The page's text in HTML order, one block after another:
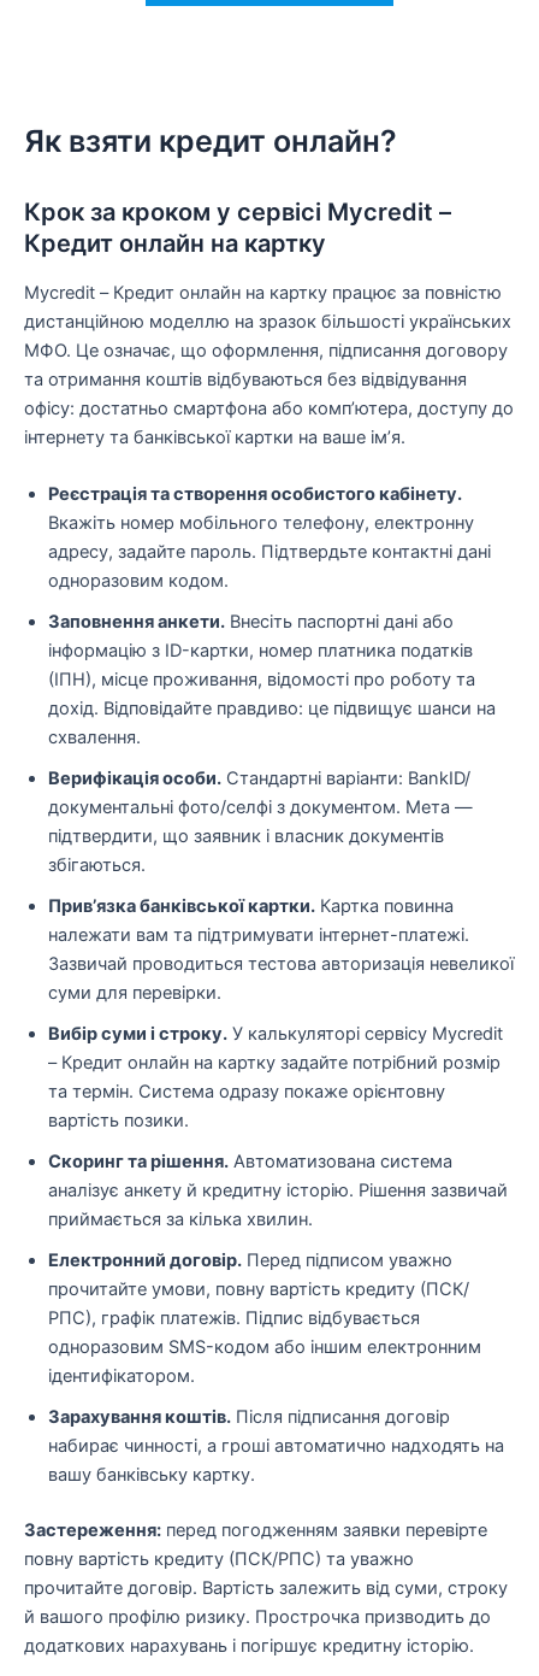
Як взяти кредит онлайн?
Крок за кроком у сервісі Mycredit –
Кредит онлайн на картку
Mycredit – Кредит онлайн на картку працює за повністю
дистанційною моделлю на зразок більшості українських
МФО. Це означає, що оформлення, підписання договору
та отримання коштів відбуваються без відвідування
офісу: достатньо смартфона або комп’ютера, доступу до
інтернету та банківської картки на ваше ім’я.
Реєстрація та створення особистого кабінету.
Вкажіть номер мобільного телефону, електронну
адресу, задайте пароль. Підтвердьте контактні дані
одноразовим кодом.
Заповнення анкети. Внесіть паспортні дані або
інформацію з ID-картки, номер платника податків
(ІПН), місце проживання, відомості про роботу та
дохід. Відповідайте правдиво: це підвищує шанси на
схвалення.
Верифікація особи. Стандартні варіанти: BankID/
документальні фото/селфі з документом. Мета —
підтвердити, що заявник і власник документів
збігаються.
Прив’язка банківської картки. Картка повинна
належати вам та підтримувати інтернет-платежі.
Зазвичай проводиться тестова авторизація невеликої
суми для перевірки.
Вибір суми і строку. У калькуляторі сервісу Mycredit
– Кредит онлайн на картку задайте потрібний розмір
та термін. Система одразу покаже орієнтовну
вартість позики.
Скоринг та рішення. Автоматизована система
аналізує анкету й кредитну історію. Рішення зазвичай
приймається за кілька хвилин.
Електронний договір. Перед підписом уважно
прочитайте умови, повну вартість кредиту (ПСК/
РПС), графік платежів. Підпис відбувається
одноразовим SMS-кодом або іншим електронним
ідентифікатором.
Зарахування коштів. Після підписання договір
набирає чинності, а гроші автоматично надходять на
вашу банківську картку.
Застереження: перед погодженням заявки перевірте
повну вартість кредиту (ПСК/РПС) та уважно
прочитайте договір. Вартість залежить від суми, строку
й вашого профілю ризику. Прострочка призводить до
додаткових нарахувань і погіршує кредитну історію.